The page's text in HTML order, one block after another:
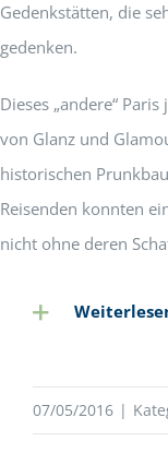
Gedenkstätten, die
gedenken.
Dieses „andere“
von Glanz und
historischen
Reisenden konnten
nicht ohne deren
07/05/2016 |